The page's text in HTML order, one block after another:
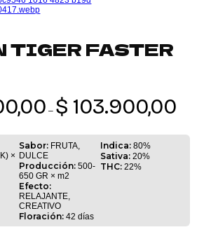
TIGER FASTER
– $ 103.900,00
$
×
Sabor: FRUTA,
DULCE
Producción: 500-
650 GR × m2
Efecto:
RELAJANTE,
CREATIVO
Floración: 42 días
Indica: 80%
Sativa: 20%
THC: 22%